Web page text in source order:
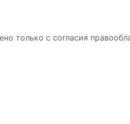
только с согласия